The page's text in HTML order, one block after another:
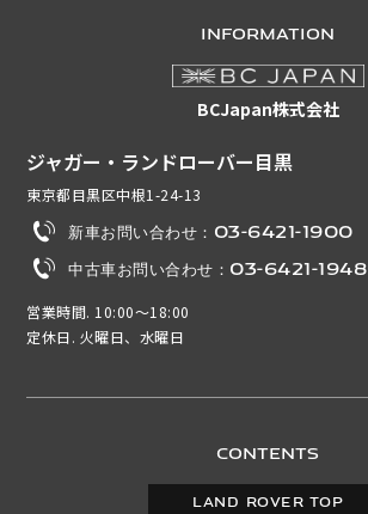
CONTENTS
LAND ROVER TOP
INFORMATION
BCJapan株式会社
ジャガー・ランドローバー目黒
東京都目黒区中根1-24-13
新車お問い合わせ：03-6421-1900
中古車お問い合わせ：03-6421-1948
営業時間. 10:00～18:00
定休日. 火曜日、水曜日